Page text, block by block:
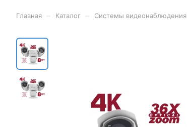
Главная Каталог Системы видеонаблюдения